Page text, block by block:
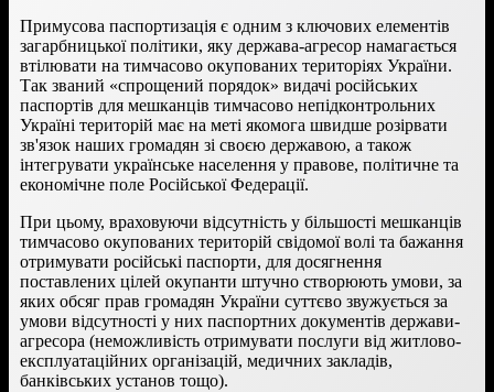
Примусова паспортизація є одним з ключових елементів
загарбницької політики, яку держава-агресор намагається
втілювати на тимчасово окупованих територіях України.
Так званий «спрощений порядок» видачі російських
паспортів для мешканців тимчасово непідконтрольних
Україні територій має на меті якомога швидше розірвати
зв'язок наших громадян зі своєю державою, а також
інтегрувати українське населення у правове, політичне та
економічне поле Російської Федерації.
При цьому, враховуючи відсутність у більшості мешканців
тимчасово окупованих територій свідомої волі та бажання
отримувати російські паспорти, для досягнення
поставлених цілей окупанти штучно створюють умови, за
яких обсяг прав громадян України суттєво звужується за
умови відсутності у них паспортних документів держави-
агресора (неможливість отримувати послуги від житлово-
експлуатаційних організацій, медичних закладів,
банківських установ тощо).